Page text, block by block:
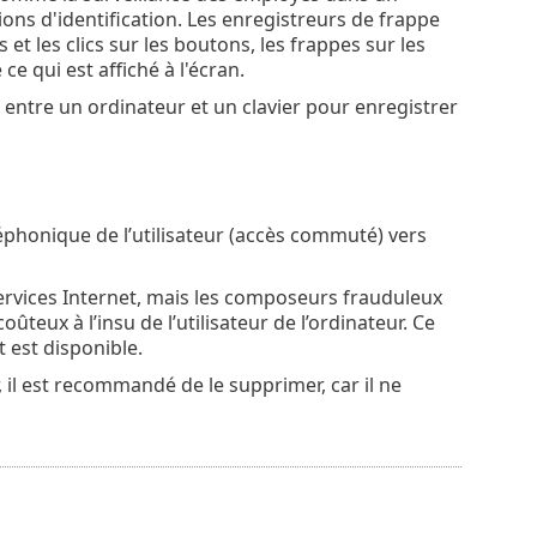
d'identification. Les enregistreurs de frappe
les clics sur les boutons, les frappes sur les
qui est affiché à l'écran.
un ordinateur et un clavier pour enregistrer
de l’utilisateur (accès commuté) vers
Internet, mais les composeurs frauduleux
à l’insu de l’utilisateur de l’ordinateur. Ce
est disponible.
est recommandé de le supprimer, car il ne